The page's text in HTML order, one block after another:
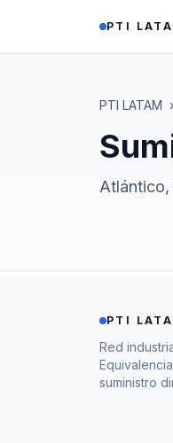
PTI
PTI LATAM ›
Atlántico,
PTI
Red
suministro